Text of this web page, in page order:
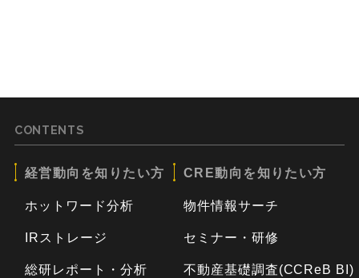
CONTENTS
経営動向を知りたい方
ホットワード分析
IRストレージ
総研レポート・分析
CRE動向を知りたい方
物件情報サーチ
セミナー・研修
不動産基礎調査(CCReB BI)